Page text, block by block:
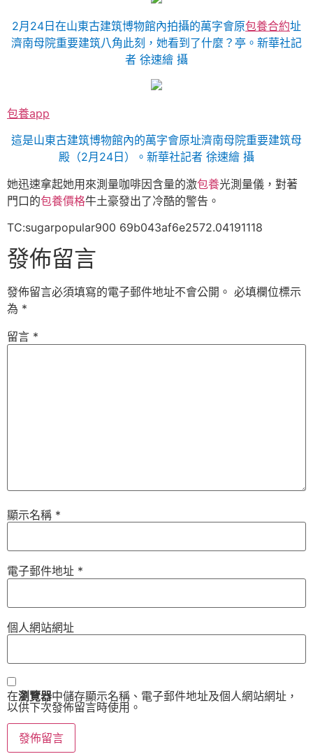
2月24日在山東古建筑博物館內拍攝的萬字會原包養合約址
濟南母院重要建筑八角此刻，她看到了什麼？亭。新華社記
者 徐速繪 攝
包養app
這是山東古建筑博物館內的萬字會原址濟南母院重要建筑母
殿（2月24日）。新華社記者 徐速繪 攝
她迅速拿起她用來測量咖啡因含量的激包養光測量儀，對著
門口的包養價格牛土豪發出了冷酷的警告。
TC:sugarpopular900 69b043af6e2572.04191118
發佈留言
發佈留言必須填寫的電子郵件地址不會公開。 必填欄位標示
為 *
留言 *
顯示名稱 *
電子郵件地址 *
個人網站網址
在瀏覽器中儲存顯示名稱、電子郵件地址及個人網站網址，
以供下次發佈留言時使用。